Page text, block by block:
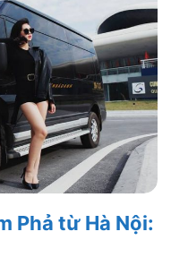
Phả từ Hà Nội: